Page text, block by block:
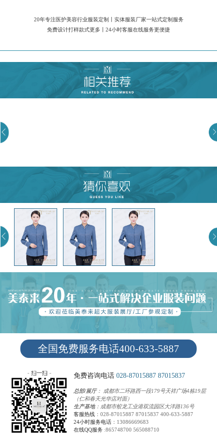
20年专注医护美容行业服装定制丨实体服装厂家一站式定制服务
免费设计打样款式更多丨24小时客服在线服务更便捷
全国免费服务电话400-633-5887
免费咨询电话 028-87015887 87015837
总部/展厅： 成都市二环路西一段179号天祥广场4栋19层
（仁和春天光华店对面）
生产基地：成都市蛟龙工业港双流园区大洋路136号
客服热线： 028-87015887 87015837 400-633-5887
24小时服务电话： 13086669683
在线QQ服务:865748700 565088710